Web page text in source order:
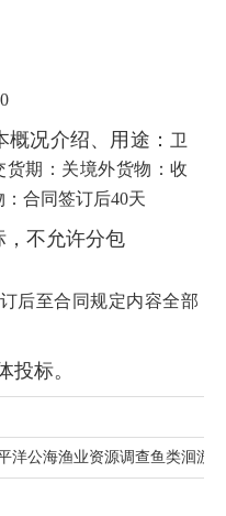
况介绍、用途： 卫
货期：关境外货物：收
合同签订后40天
不允许分包
后至合同规定内容全部
投标。
洋公海渔业资源调查鱼类洄游